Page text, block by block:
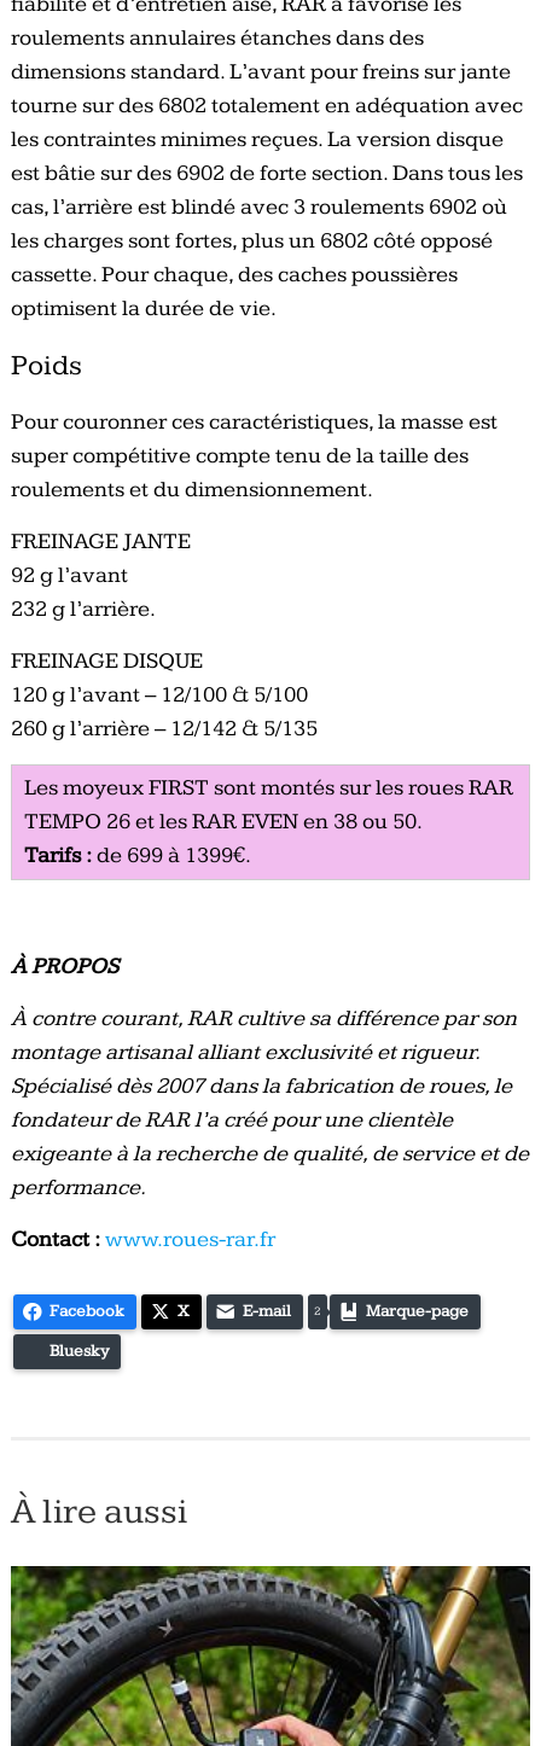
roulements annulaires étanches dans des
dimensions standard. L’avant pour freins sur jante
tourne sur des 6802 totalement en adéquation avec
les contraintes minimes reçues. La version disque
est bâtie sur des 6902 de forte section. Dans tous les
cas, l’arrière est blindé avec 3 roulements 6902 où
les charges sont fortes, plus un 6802 côté opposé
cassette. Pour chaque, des caches poussières
optimisent la durée de vie.
Poids
Pour couronner ces caractéristiques, la masse est
super compétitive compte tenu de la taille des
roulements et du dimensionnement.
FREINAGE JANTE
92 g l’avant
232 g l’arrière.
FREINAGE DISQUE
120 g l’avant – 12/100 & 5/100
260 g l’arrière – 12/142 & 5/135
Les moyeux FIRST sont montés sur les roues RAR
TEMPO 26 et les RAR EVEN en 38 ou 50.
Tarifs :de 699 à 1399€.
À PROPOS
À contre courant, RAR cultive sa différence par son
montage artisanal alliant exclusivité et rigueur.
Spécialisé dès 2007 dans la fabrication de roues, le
fondateur de RAR l’a créé pour une clientèle
exigeante à la recherche de qualité, de service et de
performance.
Contact :www.roues-rar.fr
Facebook X E-mail 2 Marque-page
Bluesky
À lire aussi